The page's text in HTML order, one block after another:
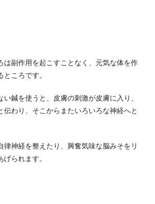
は副作用を起こすことなく、元気な体を作
ころです。
い鍼を使うと、皮膚の刺激が皮膚に入り、
伝わり、そこからまたいろいろな神経へと
律神経を整えたり、興奮気味な脳みそをリ
られます。